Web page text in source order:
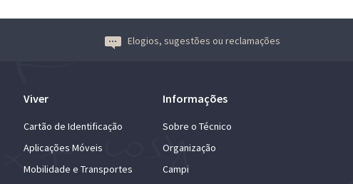
Elogios, sugestões ou reclamações
Viver
Cartão de Identificação
Aplicações Móveis
Mobilidade e Transportes
Informações
Sobre o Técnico
Organização
Campi